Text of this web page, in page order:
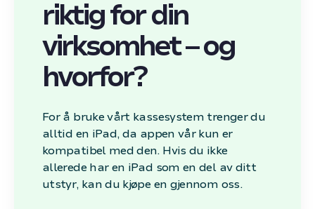
riktig for din
virksomhet – og
hvorfor?
For å bruke vårt kassesystem trenger du
alltid en iPad, da appen vår kun er
kompatibel med den. Hvis du ikke
allerede har en iPad som en del av ditt
utstyr, kan du kjøpe en gjennom oss.